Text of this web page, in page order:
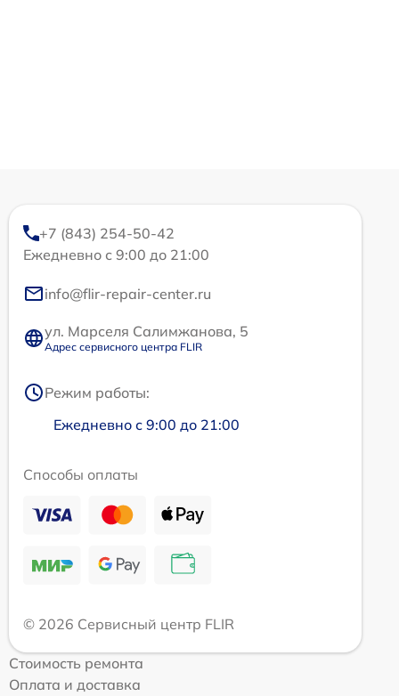
+7 (843) 254-50-42
Ежедневно с 9:00 до 21:00
info@flir-repair-center.ru
ул. Марселя Салимжанова, 5
Адрес сервисного центра FLIR
Режим работы:
Ежедневно с 9:00 до 21:00
Способы оплаты
© 2026 Сервисный центр FLIR
Стоимость ремонта
Оплата и доставка